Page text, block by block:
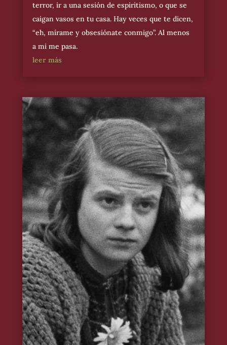
terror, ir a una sesión de espiritismo, o que se
caigan vasos en tu casa. Hay veces que te dicen,
“eh, mírame y obsesiónate conmigo”. Al menos
a mi me pasa.
leer más